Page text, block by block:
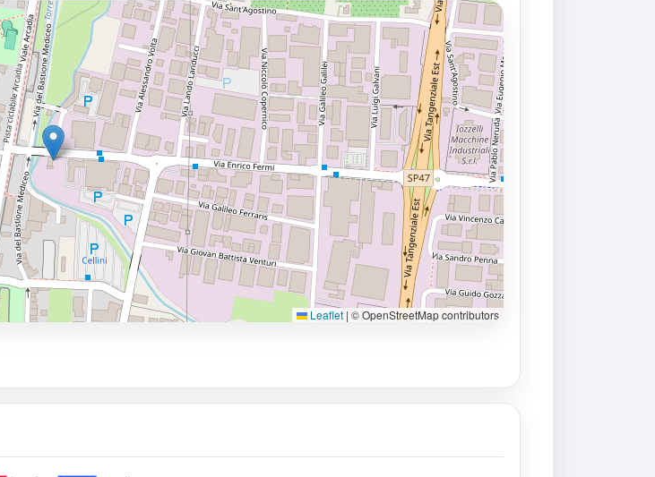
Leaflet | © OpenStreetMap contributors